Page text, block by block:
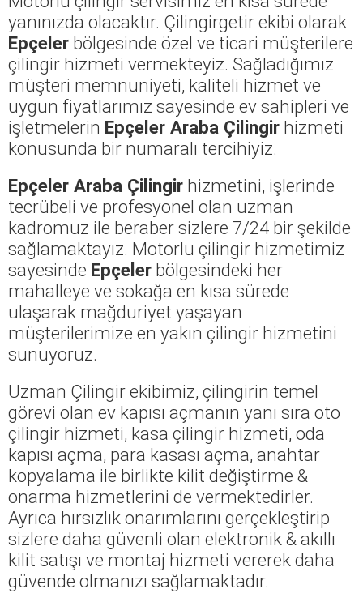
yanınızda olacaktır. Çilingirgetir ekibi olarak
Epçeler bölgesinde özel ve ticari müşterilere
çilingir hizmeti vermekteyiz. Sağladığımız
müşteri memnuniyeti, kaliteli hizmet ve
uygun fiyatlarımız sayesinde ev sahipleri ve
işletmelerin Epçeler Araba Çilingir hizmeti
konusunda bir numaralı tercihiyiz.
Epçeler Araba Çilingir hizmetini, işlerinde
tecrübeli ve profesyonel olan uzman
kadromuz ile beraber sizlere 7/24 bir şekilde
sağlamaktayız. Motorlu çilingir hizmetimiz
sayesinde Epçeler bölgesindeki her
mahalleye ve sokağa en kısa sürede
ulaşarak mağduriyet yaşayan
müşterilerimize en yakın çilingir hizmetini
sunuyoruz.
Uzman Çilingir ekibimiz, çilingirin temel
görevi olan ev kapısı açmanın yanı sıra oto
çilingir hizmeti, kasa çilingir hizmeti, oda
kapısı açma, para kasası açma, anahtar
kopyalama ile birlikte kilit değiştirme &
onarma hizmetlerini de vermektedirler.
Ayrıca hırsızlık onarımlarını gerçekleştirip
sizlere daha güvenli olan elektronik & akıllı
kilit satışı ve montaj hizmeti vererek daha
güvende olmanızı sağlamaktadır.